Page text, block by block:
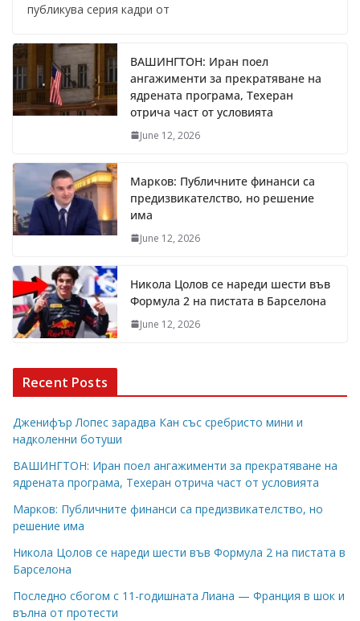
публикува серия кадри от
ВАШИНГТОН: Иран поел
ангажименти за прекратяване на
ядрената програма, Техеран
отрича част от условията
June 12, 2026
Марков: Публичните финанси са
предизвикателство, но решение
има
June 12, 2026
Никола Цолов се нареди шести във
Формула 2 на пистата в Барселона
June 12, 2026
Recent Posts
Дженифър Лопес зарадва Кан със сребристо мини и
надколенни ботуши
ВАШИНГТОН: Иран поел ангажименти за прекратяване на
ядрената програма, Техеран отрича част от условията
Марков: Публичните финанси са предизвикателство, но
решение има
Никола Цолов се нареди шести във Формула 2 на пистата в
Барселона
Последно сбогом с 11-годишната Лиана — Франция в шок и
вълна от протести